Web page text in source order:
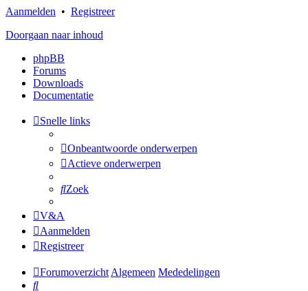
Aanmelden • Registreer
Doorgaan naar inhoud
phpBB
Forums
Downloads
Documentatie
Snelle links
Onbeantwoorde onderwerpen
Actieve onderwerpen
Zoek
V&A
Aanmelden
Registreer
Forumoverzicht Algemeen Mededelingen
Zoek